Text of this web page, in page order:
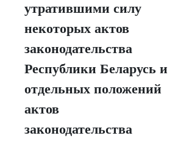
утратившими силу
некоторых актов
законодательства
Республики Беларусь и
отдельных положений
актов
законодательства